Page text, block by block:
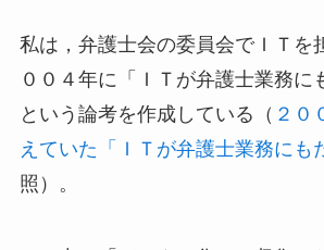
私は，弁護士会の委員会でＩＴを
００４年に「ＩＴが弁護士業務に
という論考を作成している（ ２０
えていた「ＩＴが弁護士業務にも
照）。